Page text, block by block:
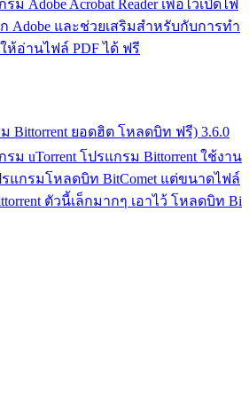
Adobe Acrobat Reader เพื่อไว้เปิดไฟ
Adobe และช่วยเสริมสำหรับกับการทำ
ห้อ่านไฟล์ PDF ได้ ฟรี
Bittorrent ยอดฮิต โหลดบิท ฟรี) 3.6.0
ม uTorrent โปรแกรม Bittorrent ใช้งาน
แกรมโหลดบิท BitComet แต่ขนาดไฟล์
ตัวนี้เล็กมากๆ เอาไว้ โหลดบิท Bi